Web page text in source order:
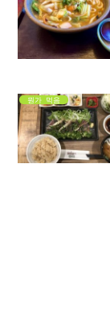
뭔가 먹음